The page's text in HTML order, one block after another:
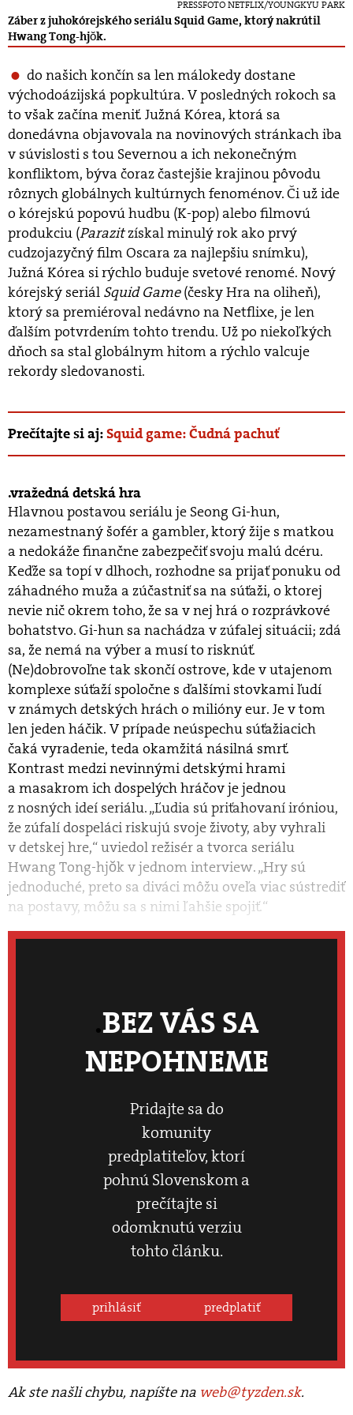
PRESSFOTO NETFLIX/YOUNGKYU PARK
Záber z juhokórejského seriálu Squid Game, ktorý nakrútil
Hwang Tong-hjŏk.
do našich končín sa len málokedy dostane
východoázijskápopkultúra. Vposledných rokoch sa
to však začína meniť. Južná Kórea, ktorá sa
donedávna objavovala na novinových stránkach iba
v súvislosti s tou Severnou aich nekonečným
konfliktom, býva čoraz častejšie krajinou pôvodu
rôznych globálnych kultúrnych fenoménov. Či užide
o kórejskú popovú hudbu (K-pop) alebo filmovú
produkciu (Parazitzískal minulý rok ako prvý
cudzojazyčný film Oscara za najlepšiu snímku),
Južná Kórea si rýchlo buduje svetové renomé. Nový
kórejský seriál Squid Game(česky Hra na oliheň),
ktorý sapremiéroval nedávno na Netflixe, je len
ďalším potvrdením tohto trendu. Už po niekoľkých
dňoch sa stal globálnym hitom a rýchlo valcuje
rekordy sledovanosti.
Prečítajte si aj:Squid game: Čudná pachuť
vražedná detská hra
Hlavnou postavou seriálu je Seong Gi-hun,
nezamestnaný šofér a gambler, ktorý žije s matkou
a nedokáže finančne zabezpečiť svoju malú dcéru.
Keďže sa topí v dlhoch, rozhodne sa prijať ponuku od
záhadného muža a zúčastniť sa na súťaži, o ktorej
nevie nič okrem toho, že sa v nej hrá o rozprávkové
bohatstvo. Gi-hun sa nachádza v zúfalej situácii; zdá
sa, že nemá na výber a musíto risknúť.
(Ne)dobrovoľne tak skončí ostrove, kde v utajenom
komplexe súťaží spoločne s ďalšími stovkami ľudí
v známych detských hrách o milióny eur. Je v tom
len jeden háčik. V prípade neúspechu súťažiacich
čaká vyradenie, teda okamžitá násilná smrť.
Kontrast medzi nevinnými detskými hrami
a masakrom ich dospelých hráčov je jednou
z nosných ideí seriálu. „Ľudia sú priťahovaní iróniou,
že zúfalí dospeláci riskujú svoje životy, aby vyhrali
v detskej hre,“ uviedol režisér a tvorca seriálu
Hwang Tong-hjŏkvjednom interview. „Hry sú
jednoduché, preto sa diváci môžu oveľa viac sústrediť
na postavy, môžu sa s nimi ľahšie spojiť.“
BEZ VÁS SA
NEPOHNEME
Pridajte sa do
komunity
predplatiteľov, ktorí
pohnú Slovenskom a
prečítajte si
odomknutú verziu
tohto článku.
prihlásiť predplatiť
Ak ste našli chybu, napíšte na web@tyzden.sk.